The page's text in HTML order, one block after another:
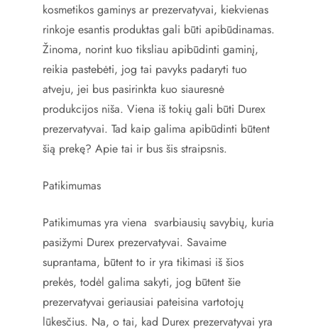
kosmetikos gaminys ar prezervatyvai, kiekvienas
rinkoje esantis produktas gali būti apibūdinamas.
Žinoma, norint kuo tiksliau apibūdinti gaminį,
reikia pastebėti, jog tai pavyks padaryti tuo
atveju, jei bus pasirinkta kuo siauresnė
produkcijos niša. Viena iš tokių gali būti Durex
prezervatyvai. Tad kaip galima apibūdinti būtent
šią prekę? Apie tai ir bus šis straipsnis.
Patikimumas
Patikimumas yra viena svarbiausių savybių, kuria
pasižymi Durex prezervatyvai. Savaime
suprantama, būtent to ir yra tikimasi iš šios
prekės, todėl galima sakyti, jog būtent šie
prezervatyvai geriausiai pateisina vartotojų
lūkesčius. Na, o tai, kad Durex prezervatyvai yra